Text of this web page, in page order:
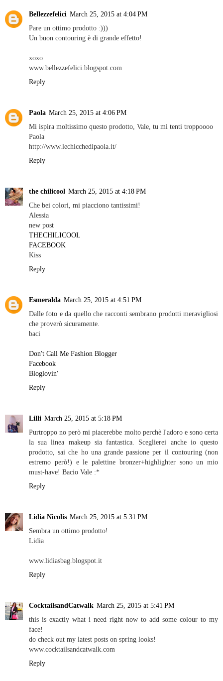
Bellezzefelici March 25, 2015 at 4:04 PM
Pare un ottimo prodotto :)))
Un buon contouring è di grande effetto!
xoxo
www.bellezzefelici.blogspot.com
Reply
Paola March 25, 2015 at 4:06 PM
Mi ispira moltissimo questo prodotto, Vale, tu mi tenti troppoooo
Paola
http://www.lechicchedipaola.it/
Reply
the chilicool March 25, 2015 at 4:18 PM
Che bei colori, mi piacciono tantissimi!
Alessia
new post
THECHILICOOL
FACEBOOK
Kiss
Reply
Esmeralda March 25, 2015 at 4:51 PM
Dalle foto e da quello che racconti sembrano prodotti meravigliosi
che proverò sicuramente.
baci
Don't Call Me Fashion Blogger
Facebook
Bloglovin'
Reply
Lilli March 25, 2015 at 5:18 PM
Purtroppo no però mi piacerebbe molto perchè l'adoro e sono certa
la sua linea makeup sia fantastica. Sceglierei anche io questo
prodotto, sai che ho una grande passione per il contouring (non
estremo però!) e le palettine bronzer+highlighter sono un mio
must-have! Bacio Vale :*
Reply
Lidia Nicolis March 25, 2015 at 5:31 PM
Sembra un ottimo prodotto!
Lidia
www.lidiasbag.blogspot.it
Reply
CocktailsandCatwalk March 25, 2015 at 5:41 PM
this is exactly what i need right now to add some colour to my
face!
do check out my latest posts on spring looks!
www.cocktailsandcatwalk.com
Reply